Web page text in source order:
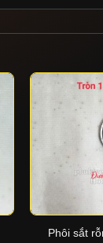
Phôi sắt